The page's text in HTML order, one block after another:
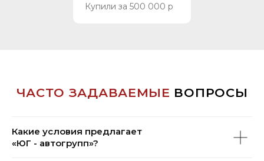
Купили за 500 000 р
Какие условия предлагает
«ЮГ - автогрупп»?